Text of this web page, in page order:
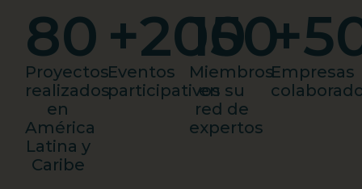
80
Proyectos
realizados
en
América
Latina y
Caribe
+200
Eventos
participativos
150
Miembros
en su
red de
expertos
+
Empresas